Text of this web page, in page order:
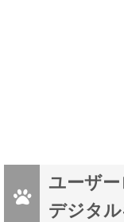
ユーザー
デジタ